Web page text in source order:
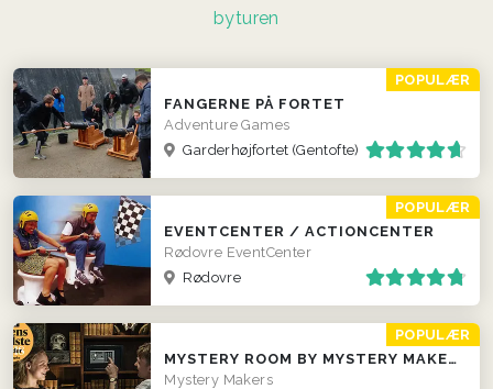
byturen
POPULÆR
FANGERNE PÅ FORTET
Adventure Games
Garderhøjfortet (Gentofte)
POPULÆR
EVENTCENTER / ACTIONCENTER
Rødovre EventCenter
Rødovre
POPULÆR
MYSTERY ROOM BY MYSTERY MAKERS
Mystery Makers